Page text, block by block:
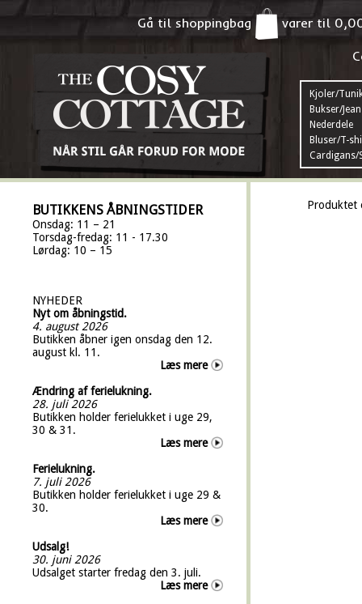
Gå til shoppingbag varer til
Kjoler/
Bukser/
Nederdele
Bluser/T-
Cardigans/
BUTIKKENS ÅBNINGSTIDER
Onsdag: 11 – 21
Torsdag-fredag: 11 - 17.30
Lørdag: 10 – 15
NYHEDER
Nyt om åbningstid.
4. august 2026
Butikken åbner igen onsdag den 12.
august kl. 11.
Læs mere
Ændring af ferielukning.
28. juli 2026
Butikken holder ferielukket i uge 29,
30 & 31.
Læs mere
Ferielukning.
7. juli 2026
Butikken holder ferielukket i uge 29 &
30.
Læs mere
Udsalg!
30. juni 2026
Udsalget starter fredag den 3. juli.
Læs mere
Produktet